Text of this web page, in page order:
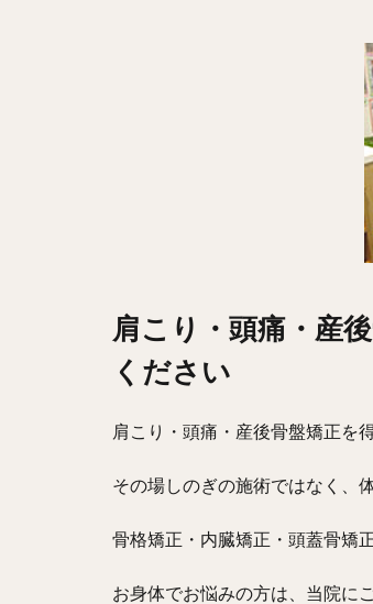
肩こり・頭痛・産
ください
肩こり・頭痛・産後骨盤矯正を
その場しのぎの施術ではなく、
骨格矯正・内臓矯正・頭蓋骨矯
お身体でお悩みの方は、当院に